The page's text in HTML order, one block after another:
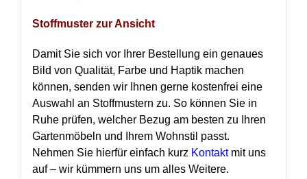
Stoffmuster zur Ansicht
Damit Sie sich vor Ihrer Bestellung ein genaues
Bild von Qualität, Farbe und Haptik machen
können, senden wir Ihnen gerne kostenfrei eine
Auswahl an Stoffmustern zu. So können Sie in
Ruhe prüfen, welcher Bezug am besten zu Ihren
Gartenmöbeln und Ihrem Wohnstil passt.
Nehmen Sie hierfür einfach kurz Kontakt mit uns
auf – wir kümmern uns um alles Weitere.